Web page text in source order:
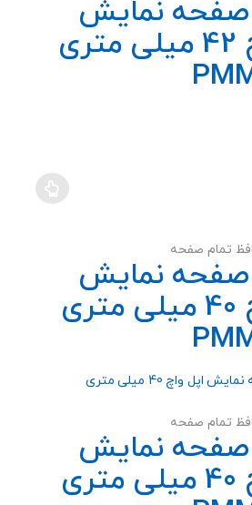
صفحه نمایش
اپل واچ 42 میلی متری
تمام صفحه
صفحه نمایش
اپل واچ 40 میلی متری
تمام صفحه
صفحه نمایش
اپل واچ 40 میلی متری